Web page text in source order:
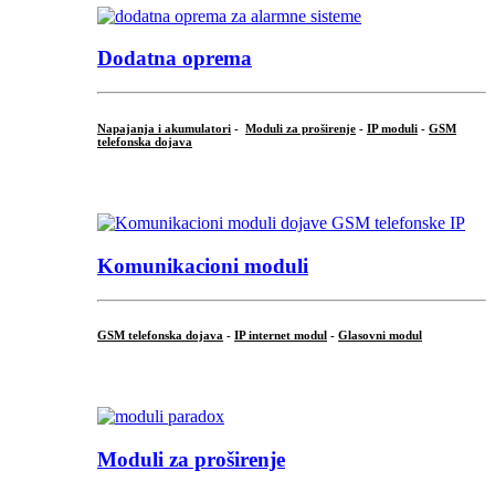
Dodatna oprema
Napajanja i akumulatori - Moduli za proširenje - IP moduli - GSM
telefonska dojava
Komunikacioni moduli
GSM telefonska dojava - IP internet modul - Glasovni modul
Moduli za proširenje